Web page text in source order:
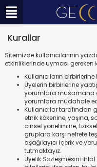
Kurallar
Sitemizde kullanıcılarının
etkinliklerinde uyması
Kullanıcıların
Üyelerin birbirlerine
yorumlara müsamaha
yorumlara müdahale
Kullanıcılar tarafından
etnik kökenine, yaşına,
cinsel yönelimine,
gruplara karşı nefrete
aşağılayıcı içerik ve
tutmaktayız.
Üyelik Sözleşmesini ihlal